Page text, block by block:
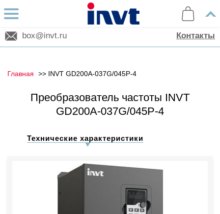
box@invt.ru Контакты
Главная INVT GD200A-037G/045P-4
Преобразователь частоты INVT
GD200A-037G/045P-4
Технические характеристики